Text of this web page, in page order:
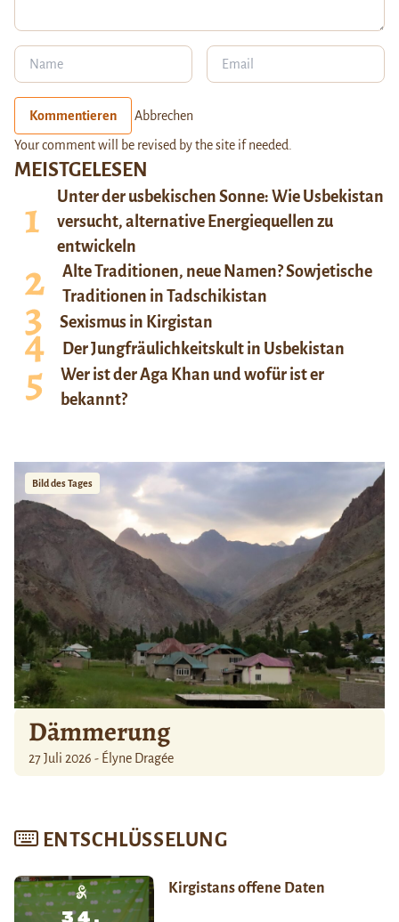
MEISTGELESEN
Unter der usbekischen Sonne: Wie Usbekistan
versucht, alternative Energiequellen zu
entwickeln
Alte Traditionen, neue Namen? Sowjetische
Traditionen in Tadschikistan
Sexismus in Kirgistan
Der Jungfräulichkeitskult in Usbekistan
Wer ist der Aga Khan und wofür ist er
bekannt?
Bild des Tages
Dämmerung
27 Juli 2026 - Élyne Dragée
ENTSCHLÜSSELUNG
Kirgistans offene Daten
Kommentieren Abbrechen
Your comment will be revised by the site if needed.